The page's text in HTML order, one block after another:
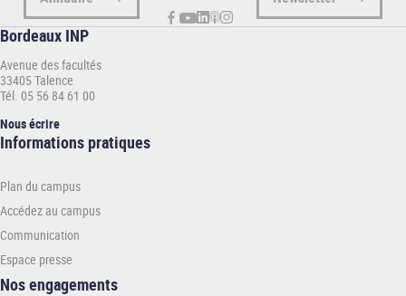
Bordeaux INP
Avenue des facultés
33405 Talence
Tél. 05 56 84 61 00
Nous écrire
Informations
INP
Informations pratiques
Plan du campus
Accédez au campus
Communication
Espace presse
Nos engagements